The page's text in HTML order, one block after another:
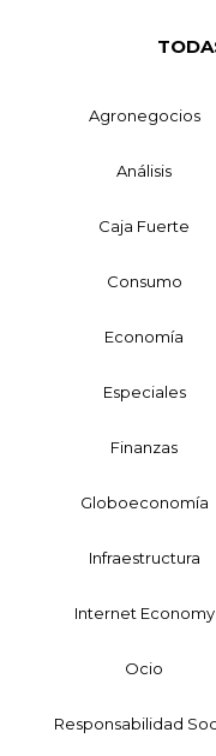
Agronegocios
Análisis
Caja Fuerte
Consumo
Economía
Especiales
Finanzas
Globoeconomía
Infraestructura
Internet Economy
Ocio
Responsabilidad